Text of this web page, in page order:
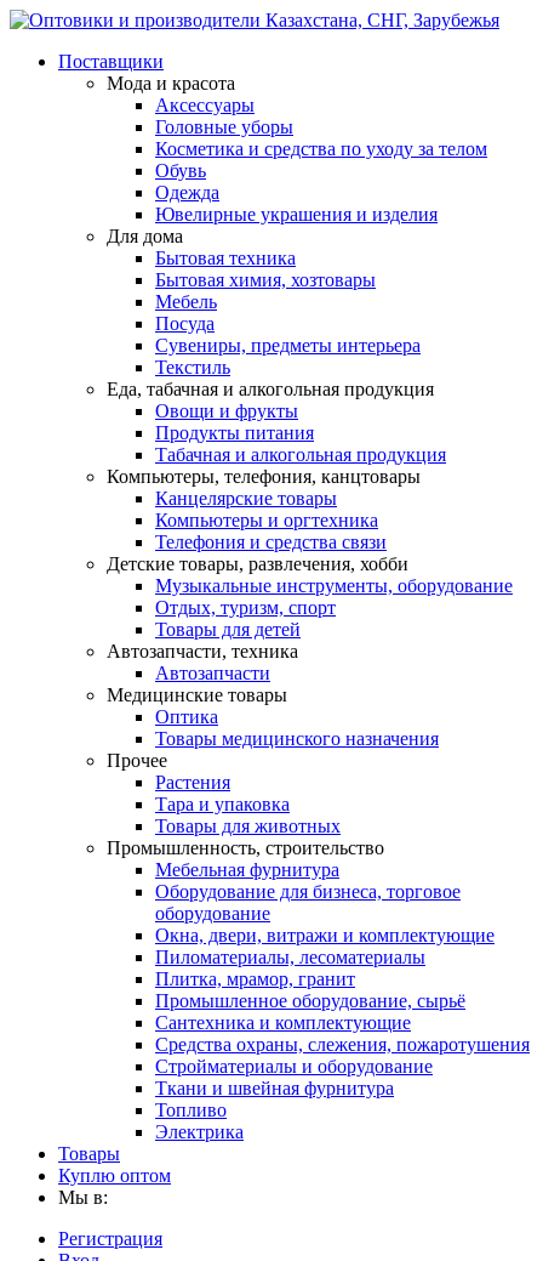
Поставщики
Мода и красота
Аксессуары
Головные уборы
Косметика и средства по уходу за телом
Обувь
Одежда
Ювелирные украшения и изделия
Для дома
Бытовая техника
Бытовая химия, хозтовары
Мебель
Посуда
Сувениры, предметы интерьера
Текстиль
Еда, табачная и алкогольная продукция
Овощи и фрукты
Продукты питания
Табачная и алкогольная продукция
Компьютеры, телефония, канцтовары
Канцелярские товары
Компьютеры и оргтехника
Телефония и средства связи
Детские товары, развлечения, хобби
Музыкальные инструменты, оборудование
Отдых, туризм, спорт
Товары для детей
Автозапчасти, техника
Автозапчасти
Медицинские товары
Оптика
Товары медицинского назначения
Прочее
Растения
Тара и упаковка
Товары для животных
Промышленность, строительство
Мебельная фурнитура
Оборудование для бизнеса, торговое
оборудование
Окна, двери, витражи и комплектующие
Пиломатериалы, лесоматериалы
Плитка, мрамор, гранит
Промышленное оборудование, сырьё
Сантехника и комплектующие
Средства охраны, слежения, пожаротушения
Стройматериалы и оборудование
Ткани и швейная фурнитура
Топливо
Электрика
Товары
Куплю оптом
Мы в:
Регистрация